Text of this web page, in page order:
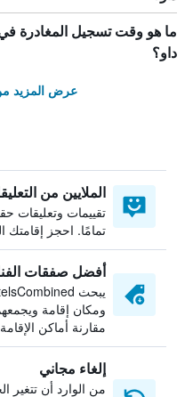
ما هو وقت تسجيل المغادرة في
داو؟
عرض المزيد
الملايين من
تقييمات وتعليقات
تمامًا. احجز إقامتك
أفضل صفقات
ومكان إقامة
مقارنة أماكن الإقامة
إلغاء مجاني
من الوارد أن